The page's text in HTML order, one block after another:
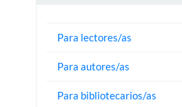
Para lectores/as
Para autores/as
Para bibliotecarios/as